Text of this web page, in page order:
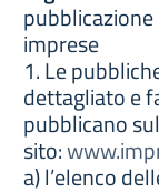
imprese
1. Le
dettagliato e
pubblicano
sito:
a) l’elenco